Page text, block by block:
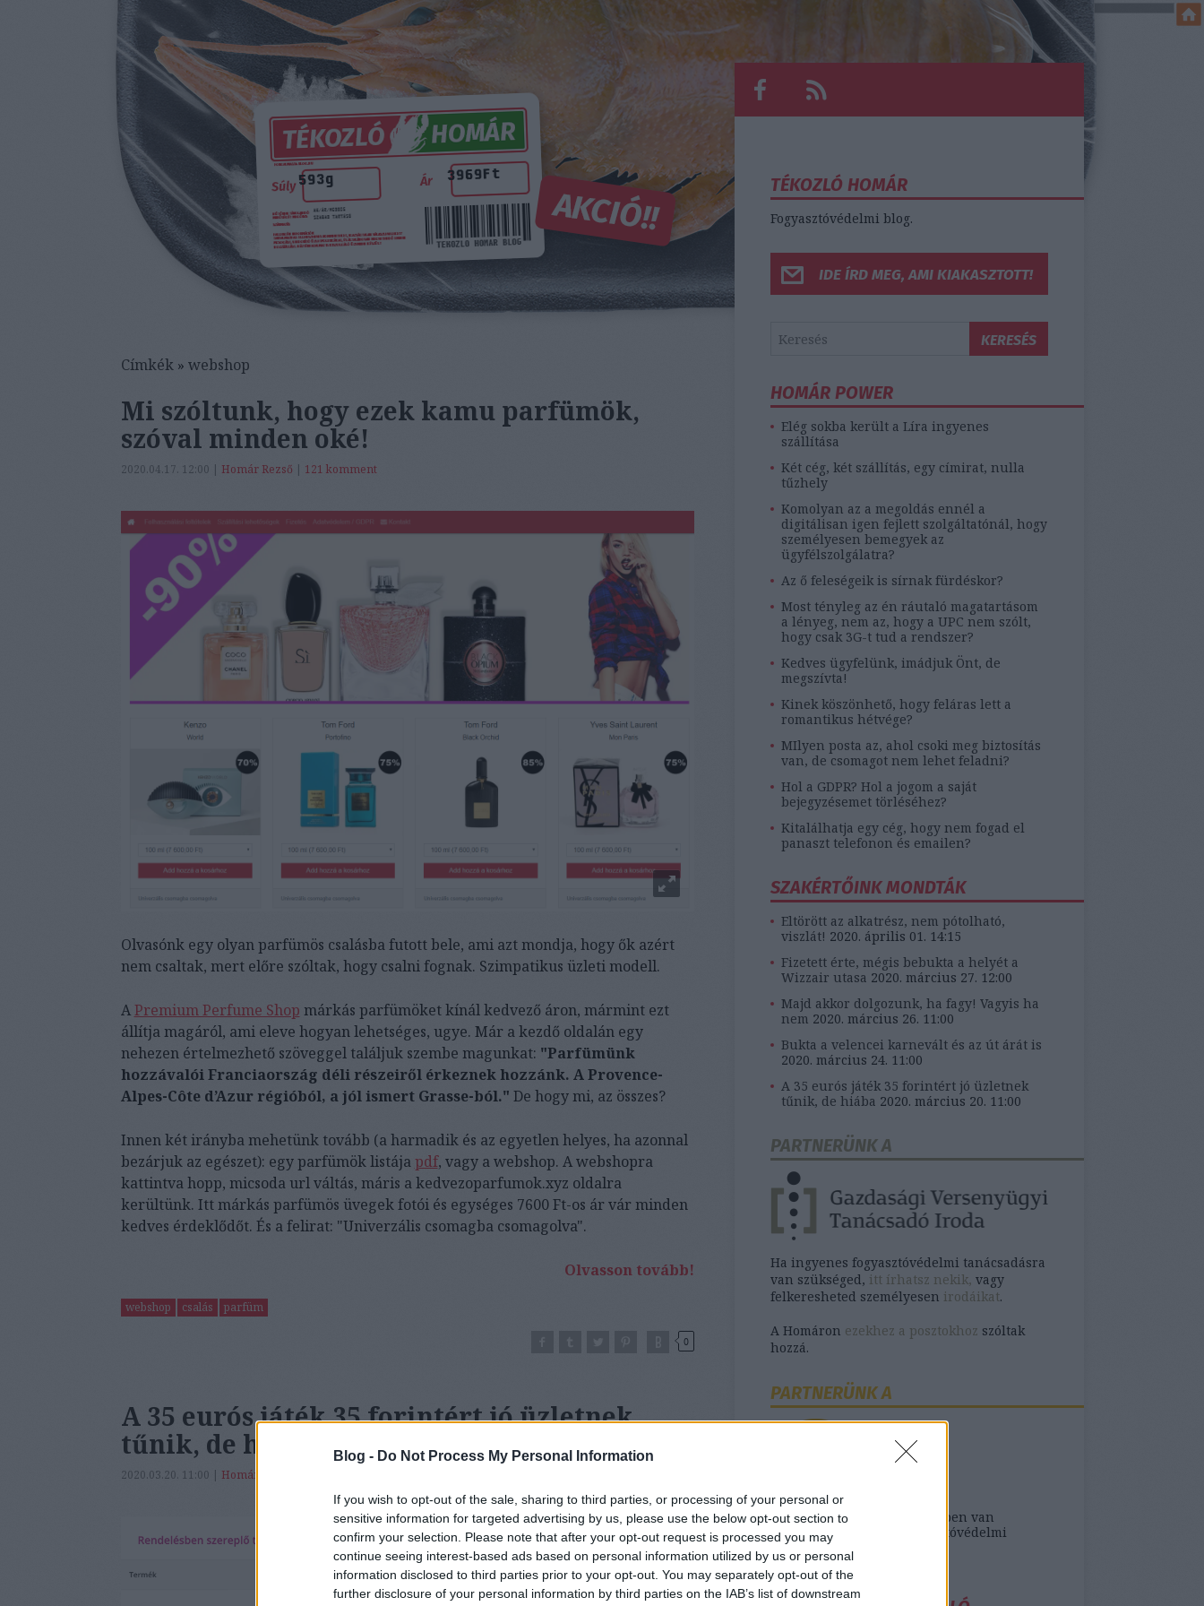
Blog - Do Not Process My Personal Information
If you wish to opt-out of the sale, sharing to third parties, or processing of your personal or
sensitive information for targeted advertising by us, please use the below opt-out section to
confirm your selection. Please note that after your opt-out request is processed you may
continue seeing interest-based ads based on personal information utilized by us or personal
information disclosed to third parties prior to your opt-out. You may separately opt-out of the
further disclosure of your personal information by third parties on the IAB’s list of downstream
Címkék» webshop
Mi szóltunk, hogy ezek kamu parfümök,
szóval minden oké!
2020.04.17. 12:00 | Homár Rezső | 121 komment
Olvasónk egy olyan parfümös csalásba futott bele, ami azt mondja, hogy ők azért
nem csaltak, mert előre szóltak, hogy csalni fognak. Szimpatikus üzleti modell.
APremium Perfume Shop márkás parfümöket kínál kedvező áron, mármint ezt
állítja magáról, ami eleve hogyan lehetséges, ugye. Már a kezdő oldalán egy
nehezen értelmezhető szöveggel találjuk szembe magunkat: "Parfümünk
hozzávalói Franciaország déli részeiről érkeznek hozzánk. A Provence-
Alpes-Côte d’Azur régióból, a jól ismert Grasse-ból." De hogy mi, az összes?
Innen két irányba mehetünk tovább (a harmadik és az egyetlen helyes, ha azonnal
bezárjuk az egészet): egy parfümök listájapdf, vagy a webshop. A webshopra
kattintva hopp, micsoda url váltás, máris a kedvezoparfumok.xyz oldalra
kerültünk. Itt márkás parfümös üvegek fotói és egységes 7600 Ft-os ár vár minden
kedves érdeklődőt. És a felirat: "Univerzális csomagba csomagolva".
Olvasson tovább!
webshop csalás parfüm
0
A 35 eurós játék 35 forintért jó üzletnek
tűnik, de hiába
2020.03.20. 11:00 | Homár Rezső
TÉKOZLÓ HOMÁR
Fogyasztóvédelmi blog.
IDE ÍRD MEG, AMI KIAKASZTOTT!
HOMÁR POWER
Elég sokba került a Líra ingyenes
szállítása
Két cég, két szállítás, egy címirat, nulla
tűzhely
Komolyan az a megoldás ennél a
digitálisan igen fejlett szolgáltatónál, hogy
személyesen bemegyek az
ügyfélszolgálatra?
Az ő feleségeik is sírnak fürdéskor?
Most tényleg az én ráutaló magatartásom
a lényeg, nem az, hogy a UPC nem szólt,
hogy csak 3G-t tud a rendszer?
Kedves ügyfelünk, imádjuk Önt, de
megszívta!
Kinek köszönhető, hogy feláras lett a
romantikus hétvége?
MIlyen posta az, ahol csoki meg biztosítás
van, de csomagot nem lehet feladni?
Hol a GDPR? Hol a jogom a saját
bejegyzésemet törléséhez?
Kitalálhatja egy cég, hogy nem fogad el
panaszt telefonon és emailen?
SZAKÉRTŐINK MONDTÁK
Eltörött az alkatrész, nem pótolható,
viszlát! 2020. április 01. 14:15
Fizetett érte, mégis bebukta a helyét a
Wizzair utasa 2020. március 27. 12:00
Majd akkor dolgozunk, ha fagy! Vagyis ha
nem 2020. március 26. 11:00
Bukta a velencei karnevált és az út árát is
2020. március 24. 11:00
A 35 eurós játék 35 forintért jó üzletnek
tűnik, de hiába 2020. március 20. 11:00
PARTNERÜNK A
Ha ingyenes fogyasztóvédelmi tanácsadásra
van szükséged, itt írhatsz nekik, vagy
felkeresheted személyesen irodáikat.
A Homáron ezekhez a posztokhoz szóltak
hozzá.
PARTNERÜNK A
Ha bank- vagy biztosító ügyben van
szükséged ingyenes fogyasztóvédelmi
tanácsra,itt találod őket